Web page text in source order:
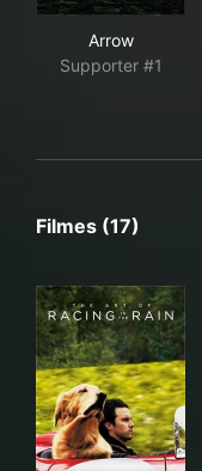
Arrow
Supporter #1
Filmes (17)